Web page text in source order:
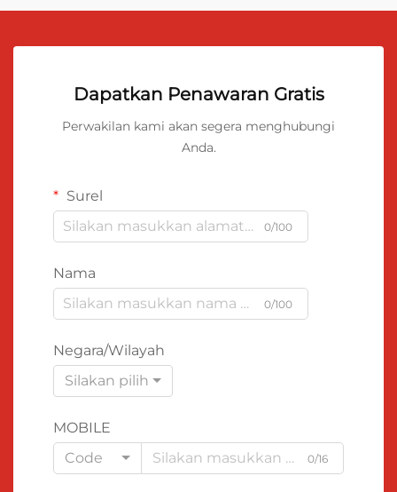
Dapatkan Penawaran Gratis
Perwakilan kami akan segera menghubungi
Anda.
Surel
0/100
Nama
0/100
Negara/Wilayah
Silakan pilih
MOBILE
Code
0/16